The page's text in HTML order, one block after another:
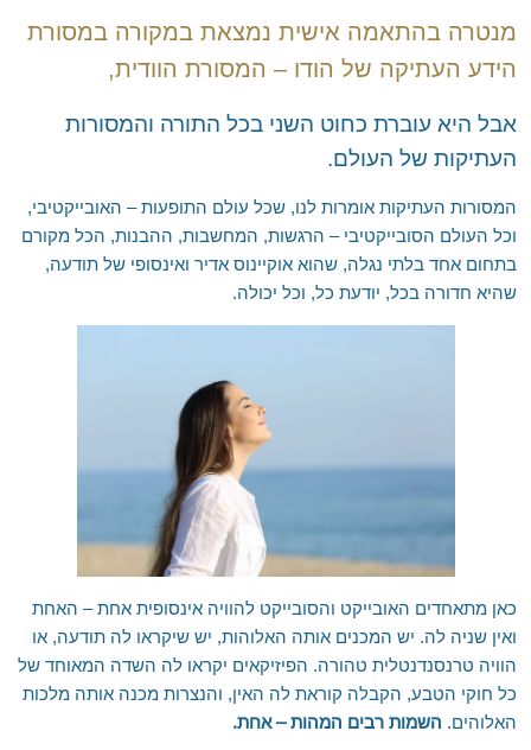
המלצה לספר – העוצמה שבשקט
המלצה לספר – מדע ההוויה ואומנות החיים
לימוד מדיטציה טרנסנדנטלית בארגונים
חדרה, פרדס חנה וחוף הכרמל
נתניה – כפר יונה
כפר סבא
קריית אונו ופתח תקווה
כרמיאל ומשגב
ראש פינה, אצבע הגליל והגולן
אשדוד, אשקלון ונגב מערבי
אילת והערבה
השומרון
מפורסמים מרחבי העולםצור קשר
EN
'סגור תפריט'
מנטרה בהתאמה אישית נמצאת במקורה במסורת
הידע העתיקה של הודו – המסורת הוודית,
אבל היא עוברת כחוט השני בכל התורה והמסורות
העתיקות של העולם.
המסורות העתיקות אומרות לנו, שכל עולם התופעות – האובייקטיבי,
וכל העולם הסובייקטיבי – הרגשות, המחשבות, ההבנות, הכל מקורם
בתחום אחד בלתי נגלה, שהוא אוקיינוס אדיר ואינסופי של תודעה,
שהיא חדורה בכל, יודעת כל, וכל יכולה.
כאן מתאחדים האובייקט והסובייקט להוויה אינסופית אחת – האחת
ואין שניה לה. יש המכנים אותה האלוהות, יש שיקראו לה תודעה, או
הוויה טרנסנדנטלית טהורה. הפיזיקאים יקראו לה השדה המאוחד של
כל חוקי הטבע, הקבלה קוראת לה האין, והנצרות מכנה אותה מלכות
האלוהים. השמות רבים המהות – אחת.